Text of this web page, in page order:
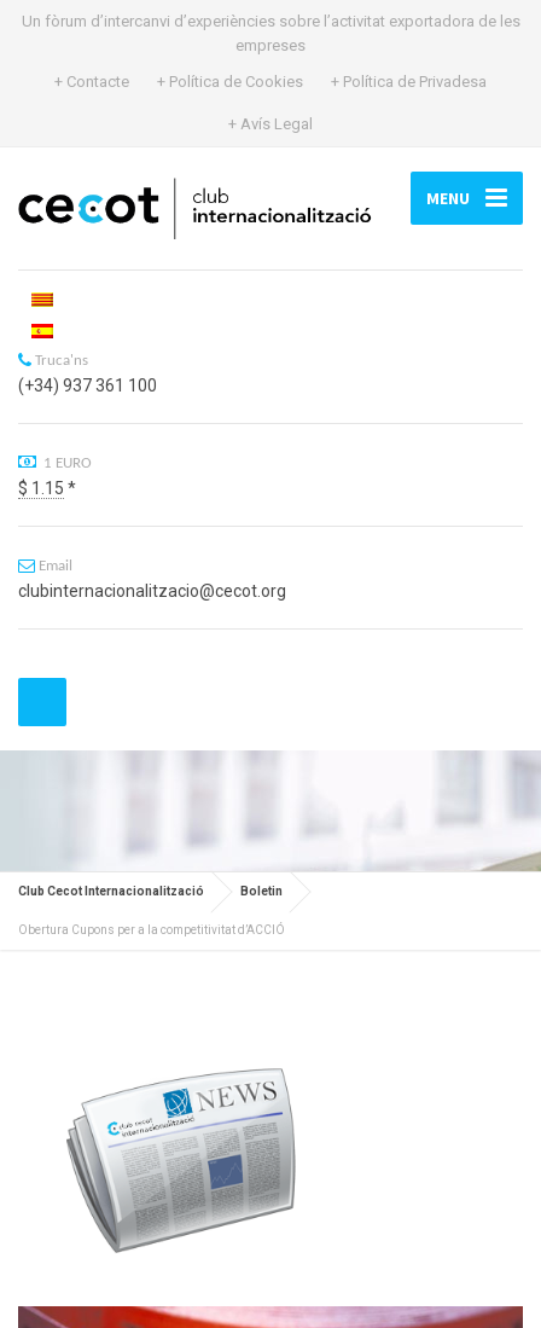
Un fòrum d’intercanvi d’experiències sobre l’activitat exportadora de les
empreses
+ Contacte
+ Política de Cookies + Política de Privadesa
+ Avís Legal
MENU
Truca'ns
(+34) 937 361 100
1 EURO
$ 1.15 *
Email
clubinternacionalitzacio@cecot.org
Club Cecot Internacionalització Boletin
Obertura Cupons per a la competitivitat d’ACCIÓ